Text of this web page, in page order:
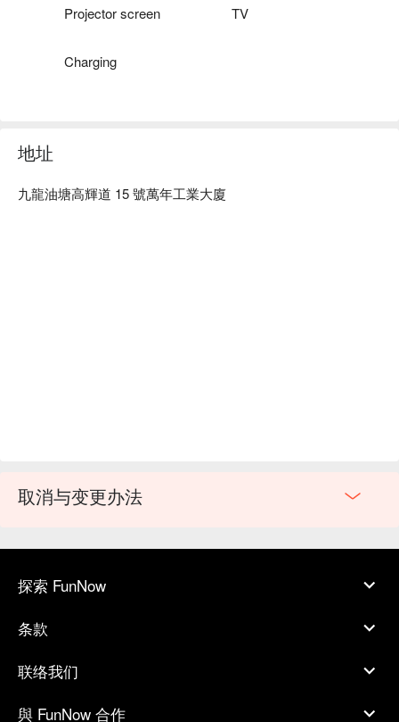
Projector screen TV
Charging
地址
九龍油塘高輝道 15 號萬年工業大廈
取消与变更办法
探索 FunNow
条款
联络我们
與 FunNow 合作